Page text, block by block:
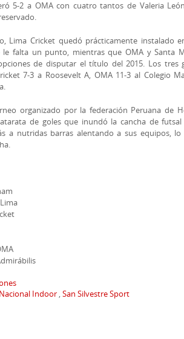
5-2 a OMA con cuatro tantos de Valeria
Lima Cricket quedó prácticamente instalado
falta un punto, mientras que OMA y Santa
de disputar el título del 2015. Los tres
7-3 a Roosevelt A, OMA 11-3 al Colegio
organizado por la federación Peruana de
de goles que inundó la cancha de
a nutridas barras alentando a sus equipos,
Nacional Indoor ,San Silvestre Sport